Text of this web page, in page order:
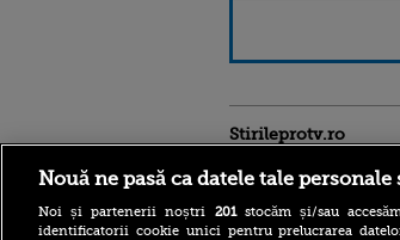
Stirileprotv.ro
Nouă ne pasă ca datele tale
Noi și partenerii noștri 201stocăm și/sau
identificatorii cookie unici pentru prelucrarea